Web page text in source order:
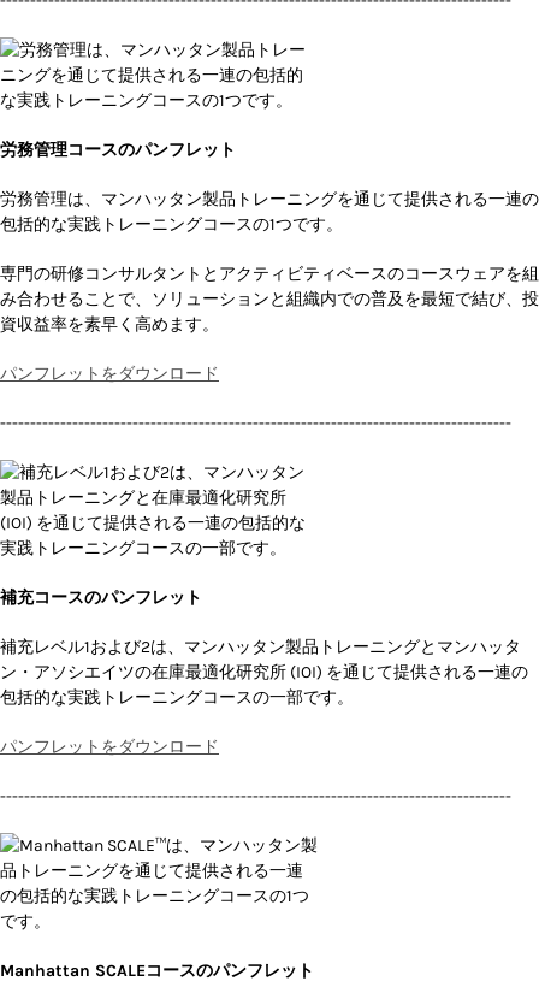
労務管理コースのパンフレット
労務管理は、マンハッタン製品トレーニングを通じて提供される一連の
包括的な実践トレーニングコースの1つです。
専門の研修コンサルタントとアクティビティベースのコースウェアを組
み合わせることで、ソリューションと組織内での普及を最短で結び、投
資収益率を素早く高めます。
パンフレットをダウンロード
-------------------------------------------------------------------------------------
補充コースのパンフレット
補充レベル1および2は、マンハッタン製品トレーニングとマンハッタ
ン・アソシエイツの在庫最適化研究所 (IOI) を通じて提供される一連の
包括的な実践トレーニングコースの一部です。
パンフレットをダウンロード
-------------------------------------------------------------------------------------
Manhattan SCALEコースのパンフレット